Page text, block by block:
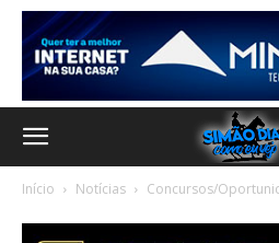
Início Notícias Concursos/